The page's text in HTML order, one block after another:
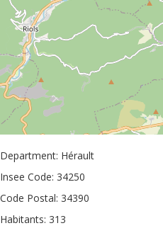
Department: Hérault
Insee Code: 34250
Code Postal: 34390
Habitants: 313